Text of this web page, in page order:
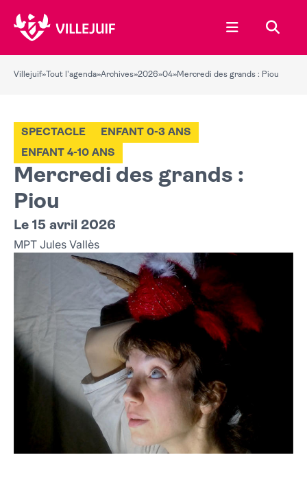
Ouvrir le
Villejuif» Tout l'agenda»Archives»2026»04»Mercredi des grands : Piou
Mercredi des grands :
Piou
SPECTACLE
ENFANT 0-3 ANS
ENFANT 4-10 ANS
Le 15 avril 2026
MPT Jules Vallès